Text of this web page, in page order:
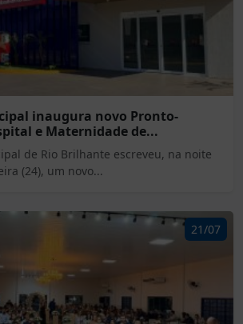
inaugura novo Pronto-
e Maternidade de...
de Rio Brilhante escreveu, na noite
(24), um novo...
21/07